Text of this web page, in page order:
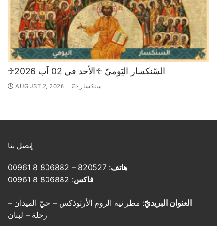
♱السّنكسار اليَوميّ ♱الأحد في 02 آب 2026
AUGUST 2, 2026 سنكسار
إتصل بنا
هاتف: 820527 – 806882 8 00961
فاكس: 806882 8 00961
العنوان البريديّ: مطرانية الروم الأرثوذكس – حيّ الميدان –
زحلة – لبنان